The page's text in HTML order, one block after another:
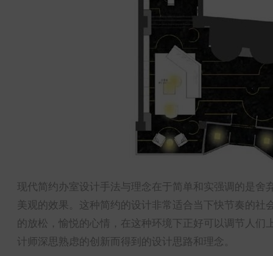
现代简约办室设计手法与理念在于简单和实强调的是
美观的效果。这种简约的设计非常适合当下快节奏的
的放松，愉悦的心情，在这种环境下正好可以调节人
计师深思熟虑的创新而得到的设计思路和理念。